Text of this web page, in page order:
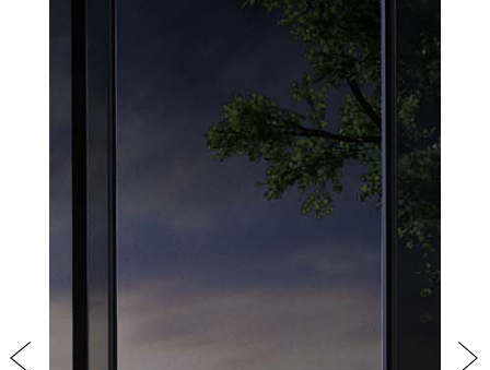
PRODOTTI
COLLEZIONI
NEW
RIVESTIMENTI
CONTATTI
Previous